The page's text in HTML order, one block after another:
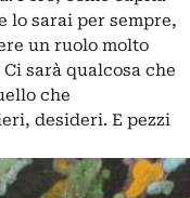
lo sarai per sempre,
un ruolo molto
sarà qualcosa che
che
desideri. E pezzi